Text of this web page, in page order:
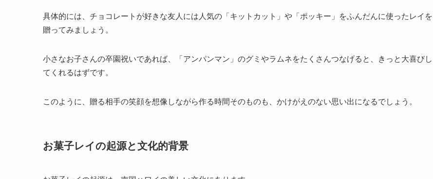
具体的には、チョコレートが好きな友人には人気の「キットカット」や「ポッキー」をふんだんに使ったレイを
贈ってみましょう。
小さなお子さんの卒園祝いであれば、「アンパンマン」のグミやラムネをたくさんつなげると、きっと大喜びし
てくれるはずです。
このように、贈る相手の笑顔を想像しながら作る時間そのものも、かけがえのない思い出になるでしょう。
お菓子レイの起源と文化的背景